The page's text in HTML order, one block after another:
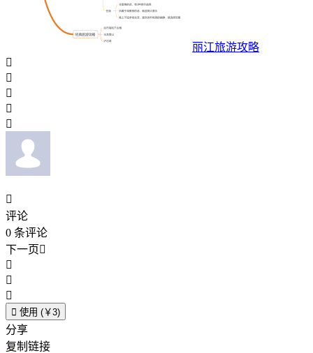
丽江旅游攻略






评论
0 条评论
下一页



 使用 (￥3)
分享
复制链接